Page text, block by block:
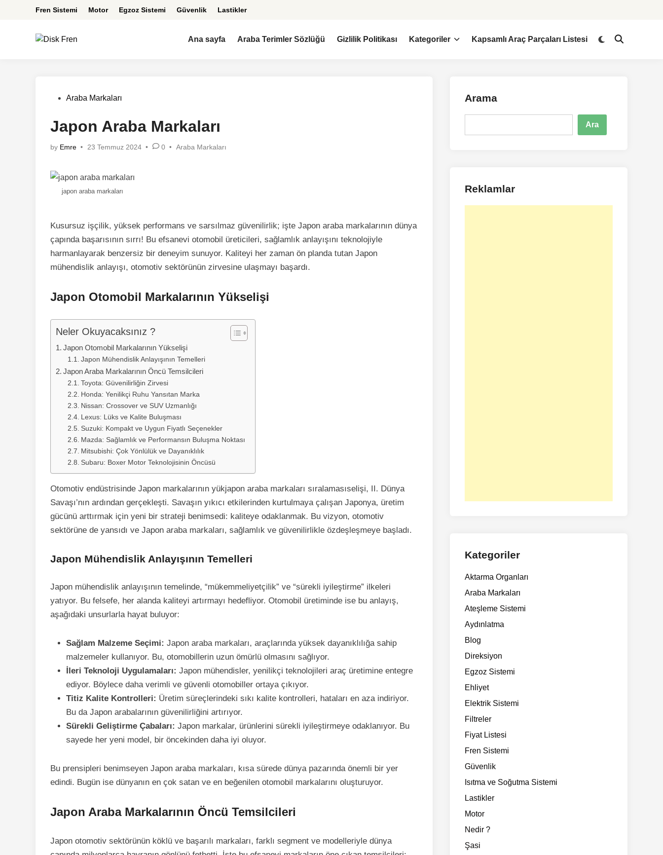
Fren Sistemi Motor Egzoz Sistemi Güvenlik Lastikler
Ana sayfa Araba Terimler Sözlüğü Gizlilik Politikası Kategoriler Kapsamlı Araç Parçaları Listesi
PostedAraba Markaları
Japon Araba Markaları
by Emre • 23 Temmuz 2024 • 0 •
Posted
Araba Markaları
japon araba markaları
Kusursuz işçilik, yüksek performans ve sarsılmaz güvenilirlik; işte Japon araba markalarının dünya
çapında başarısının sırrı! Bu efsanevi otomobil üreticileri, sağlamlık anlayışını teknolojiyle
harmanlayarak benzersiz bir deneyim sunuyor. Kaliteyi her zaman ön planda tutan Japon
mühendislik anlayışı, otomotiv sektörünün zirvesine ulaşmayı başardı.
Japon Otomobil Markalarının Yükselişi
Neler Okuyacaksınız ?
Japon Otomobil Markalarının Yükselişi
Japon Mühendislik Anlayışının Temelleri
Japon Araba Markalarının Öncü Temsilcileri
Toyota: Güvenilirliğin Zirvesi
Honda: Yenilikçi Ruhu Yansıtan Marka
Nissan: Crossover ve SUV Uzmanlığı
Lexus: Lüks ve Kalite Buluşması
Suzuki: Kompakt ve Uygun Fiyatlı Seçenekler
Mazda: Sağlamlık ve Performansın Buluşma Noktası
Mitsubishi: Çok Yönlülük ve Dayanıklılık
Subaru: Boxer Motor Teknolojisinin Öncüsü
Otomotiv endüstrisinde Japon markalarının yükjapon araba markaları sıralamasıselişi, II. Dünya
Savaşı’nın ardından gerçekleşti. Savaşın yıkıcı etkilerinden kurtulmaya çalışan Japonya, üretim
gücünü arttırmak için yeni bir strateji benimsedi: kaliteye odaklanmak. Bu vizyon, otomotiv
sektörüne de yansıdı ve Japon araba markaları, sağlamlık ve güvenilirlikle özdeşleşmeye başladı.
Japon Mühendislik Anlayışının Temelleri
Japon mühendislik anlayışının temelinde, “mükemmeliyetçilik” ve “sürekli iyileştirme” ilkeleri
yatıyor. Bu felsefe, her alanda kaliteyi artırmayı hedefliyor. Otomobil üretiminde ise bu anlayış,
aşağıdaki unsurlarla hayat buluyor:
Sağlam Malzeme Seçimi: Japon araba markaları, araçlarında yüksek dayanıklılığa sahip
malzemeler kullanıyor. Bu, otomobillerin uzun ömürlü olmasını sağlıyor.
İleri Teknoloji Uygulamaları: Japon mühendisler, yenilikçi teknolojileri araç üretimine entegre
ediyor. Böylece daha verimli ve güvenli otomobiller ortaya çıkıyor.
Titiz Kalite Kontrolleri: Üretim süreçlerindeki sıkı kalite kontrolleri, hataları en aza indiriyor.
Bu da Japon arabalarının güvenilirliğini artırıyor.
Sürekli Geliştirme Çabaları: Japon markalar, ürünlerini sürekli iyileştirmeye odaklanıyor. Bu
sayede her yeni model, bir öncekinden daha iyi oluyor.
Bu prensipleri benimseyen Japon araba markaları, kısa sürede dünya pazarında önemli bir yer
edindi. Bugün ise dünyanın en çok satan ve en beğenilen otomobil markalarını oluşturuyor.
Japon Araba Markalarının Öncü Temsilcileri
Japon otomotiv sektörünün köklü ve başarılı markaları, farklı segment ve modelleriyle dünya
Arama
Ara
Reklamlar
Kategoriler
Aktarma Organları
Araba Markaları
Ateşleme Sistemi
Aydınlatma
Blog
Direksiyon
Egzoz Sistemi
Ehliyet
Elektrik Sistemi
Filtreler
Fiyat Listesi
Fren Sistemi
Güvenlik
Isıtma ve Soğutma Sistemi
Lastikler
Motor
Nedir ?
Şasi